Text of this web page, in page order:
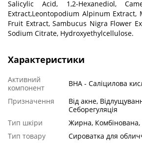
Salicylic Acid, 1,2-Hexanediol,
Extract,Leontopodium Alpinum Extract,
Fruit Extract, Sambucus Nigra Flower
Sodium Citrate, Hydroxyethylcellulose.
Характеристики
Активний
компонент
BHA - Саліцилова
Призначення
Від акне,
Себорегуляція
Тип шкіри
Жирна,
Тип товару
Сироватка для